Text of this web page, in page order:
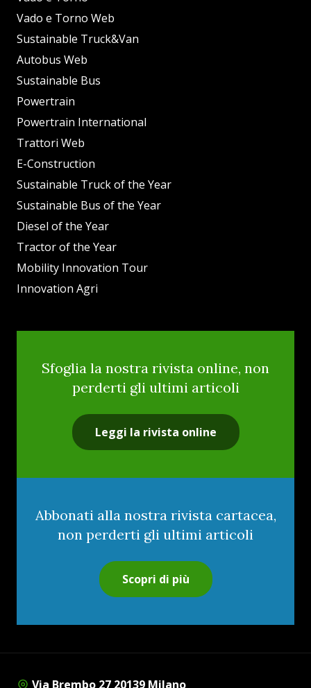
Vado e Torno Web
Sustainable Truck&Van
Autobus Web
Sustainable Bus
Powertrain
Powertrain International
Trattori Web
E-Construction
Sustainable Truck of the Year
Sustainable Bus of the Year
Diesel of the Year
Tractor of the Year
Mobility Innovation Tour
Innovation Agri
Sfoglia la nostra rivista online, non
perderti gli ultimi articoli
Leggi la rivista online
Abbonati alla nostra rivista cartacea,
non perderti gli ultimi articoli
Scopri di più
Via Brembo 27 20139 Milano